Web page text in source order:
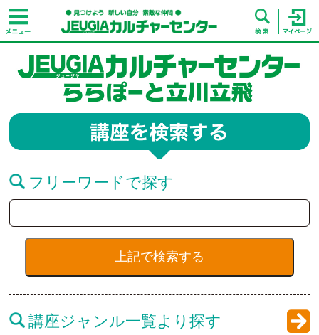
フリーワードで探す
講座ジャンル一覧より探す